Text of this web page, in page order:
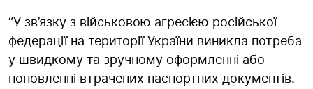
“У зв’язку з військовою агресією російської
федерації на території України виникла потреба
у швидкому та зручному оформленні або
поновленні втрачених паспортних документів.